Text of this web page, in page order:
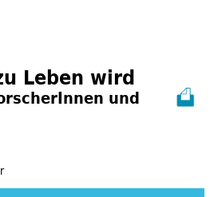
Leben wird
und